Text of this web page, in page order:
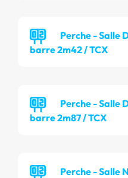
Perche - Salle
barre 2m42 / TCX
Perche - Salle
barre 2m87 / TCX
Perche - Salle